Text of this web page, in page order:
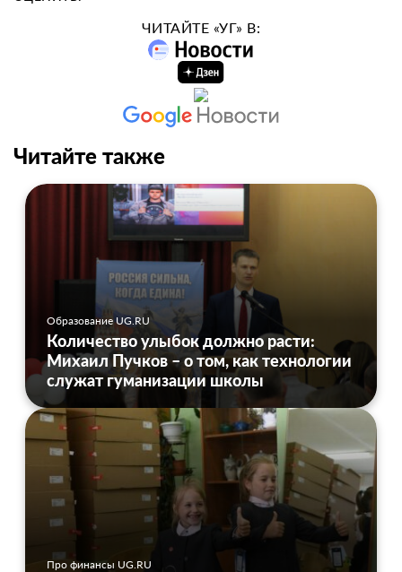
ЧИТАЙТЕ «УГ» В:
Читайте также
Образование UG.RU
Количество улыбок должно расти:
Михаил Пучков – о том, как технологии
служат гуманизации школы
Про финансы UG.RU